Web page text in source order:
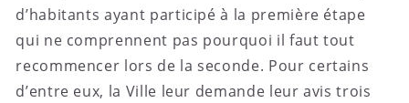
d’habitants ayant participé à la première étape
qui ne comprennent pas pourquoi il faut tout
recommencer lors de la seconde. Pour certains
d’entre eux, la Ville leur demande leur avis trois